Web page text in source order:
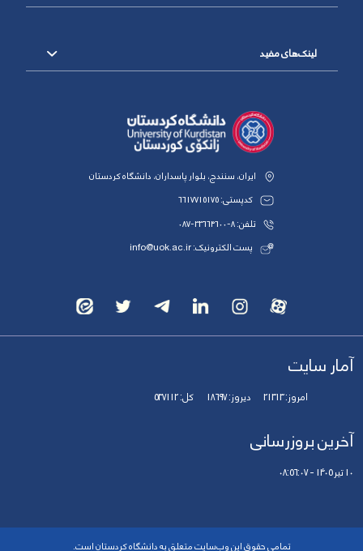
لینک‌های مفید
ایران، سنندج، بلوار پاسداران، دانشگاه کردستان
کدپستی: 6617715175
تلفن: 8-33664600-087
پست الکترونیک: info@uok.ac.ir
آمار سایت
امروز:21313 دیروز:18697 کل:537112
آخرین بروزرسانی
10 تیر 1405 - 08:56:07
تمامی حقوق این وب‌سایت متعلق به دانشگاه کردستان است.